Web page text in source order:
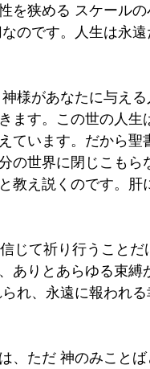
を狭める スケールの
のです。人生は永
様があなたに与える
ます。この世の人生
います。だから聖
の世界に閉じこもら
教え説くのです。肝
じて祈り行うことだ
ありとあらゆる束縛
れ、永遠に報われる
、ただ 神のみことば